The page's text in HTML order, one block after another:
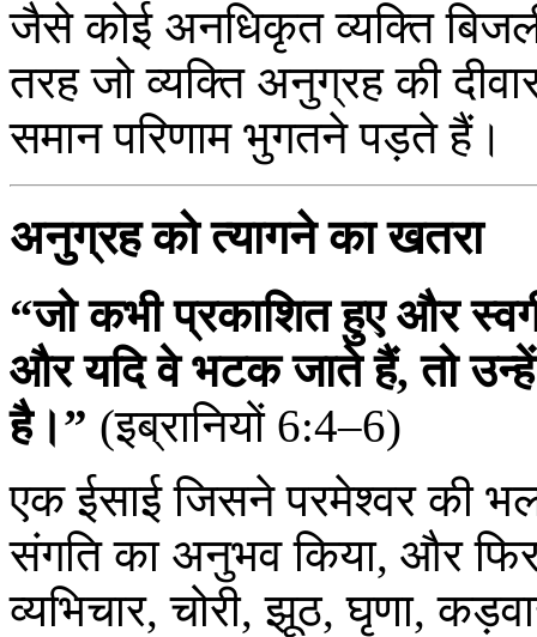
जैसे कोई अनधिकृत व्यक्ति
तरह जो व्यक्ति अनुग्रह की
समान परिणाम भुगतने पड़ते हैं।
अनुग्रह को त्यागने का खतरा
“जो कभी प्रकाशित हुए और
और यदि वे भटक जाते हैं, तो
है।” (इब्रानियों 6:4–6)
एक ईसाई जिसने परमेश्वर की
संगति का अनुभव किया, और
व्यभिचार, चोरी, झूठ, घृणा,